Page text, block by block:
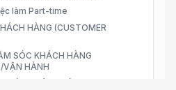
làm Part-time
HÀNG (CUSTOMER
SÓC KHÁCH HÀNG
VẬN HÀNH